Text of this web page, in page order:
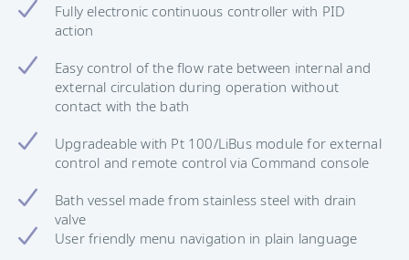
Fully electronic continuous controller with PID
action
Easy control of the flow rate between internal and
external circulation during operation without
contact with the bath
Upgradeable with Pt 100/LiBus module for external
control and remote control via Command console
Bath vessel made from stainless steel with drain
valve
User friendly menu navigation in plain language